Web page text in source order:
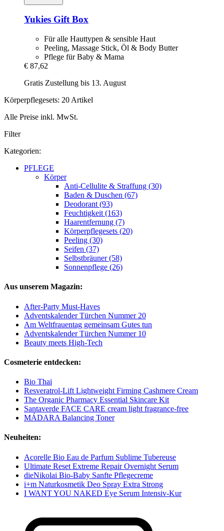
Yukies Gift Box
Für alle Hauttypen & sensible Haut
Peeling, Massage Stick, Öl & Body Butter
Pflege für Baby & Mama
€ 87,62
Gratis Zustellung bis 13. August
Körperpflegesets: 20 Artikel
Alle Preise inkl. MwSt.
Filter
Kategorien:
PFLEGE
Körper
Anti-Cellulite & Straffung (30)
Baden & Duschen (67)
Deodorant (93)
Feuchtigkeit (163)
Haarentfernung (7)
Körperpflegesets (20)
Peeling (30)
Seifen (37)
Selbstbräuner (58)
Sonnenpflege (26)
Aus unserem Magazin:
After-Party Must-Haves
Adventskalender Türchen Nummer 20
Am Weltfrauentag gemeinsam Gutes tun
Adventskalender Türchen Nummer 10
Beauty meets High-Tech
Cosmeterie entdecken:
Bio Thai
Resveratrol-Lift Lightweight Firming Cashmere Cream
The Organic Pharmacy Essential Skincare Kit
Santaverde FACE CARE cream light fragrance-free
MÁDARA Balancing Toner
Neuheiten:
Acorelle Bio Eau de Parfum Sublime Tubereuse
Ultimate Reset Extreme Repair Overnight Serum
dieNikolai Bio-Baby Sanfte Pflegecreme
i+m Naturkosmetik Deo Spray Extra Strong
I WANT YOU NAKED Eye Serum Intensiv-Kur